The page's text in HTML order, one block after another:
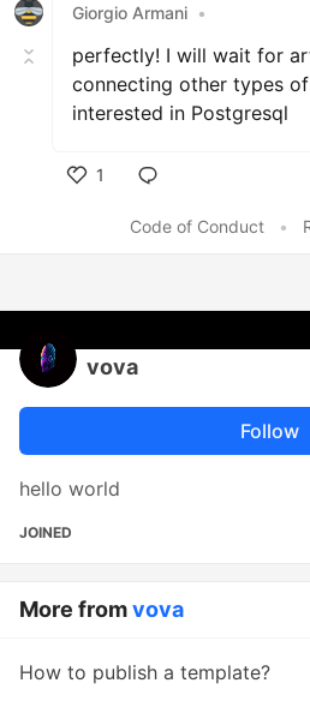
Giorgio Armani •
perfectly! I will wait for
connecting other types
interested in Postgresql
1
Code of Conduct
•
vova
Follow
hello world
JOINED
More fromvova
How to publish a template?